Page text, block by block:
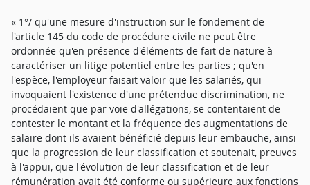
« 1°/ qu'une mesure d'instruction sur le fondement de
l'article 145 du code de procédure civile ne peut être
ordonnée qu'en présence d'éléments de fait de nature à
caractériser un litige potentiel entre les parties ; qu'en
l'espèce, l'employeur faisait valoir que les salariés, qui
invoquaient l'existence d'une prétendue discrimination, ne
procédaient que par voie d'allégations, se contentaient de
contester le montant et la fréquence des augmentations de
salaire dont ils avaient bénéficié depuis leur embauche, ainsi
que la progression de leur classification et soutenait, preuves
à l'appui, que l'évolution de leur classification et de leur
rémunération avait été conforme ou supérieure aux fonctions